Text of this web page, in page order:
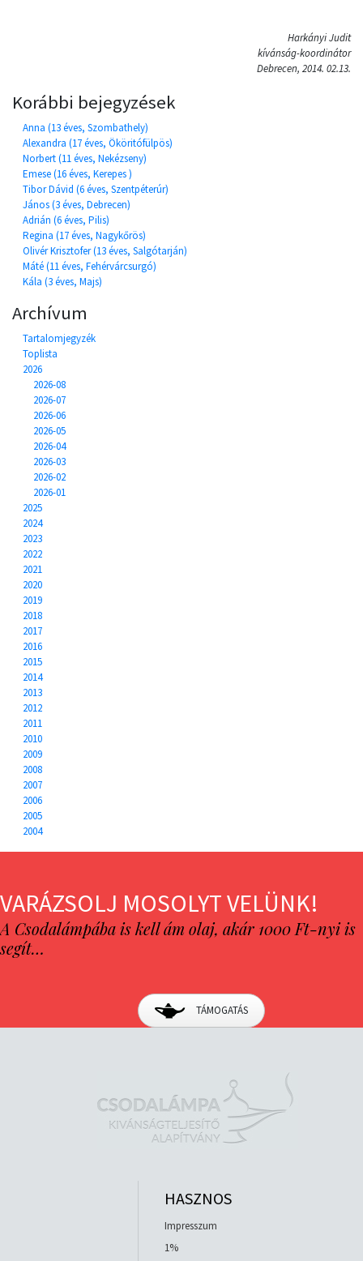
Harkányi Judit
kívánság-koordinátor
Debrecen, 2014. 02.13.
Korábbi bejegyzések
Anna (13 éves, Szombathely)
Alexandra (17 éves, Ököritófülpös)
Norbert (11 éves, Nekézseny)
Emese (16 éves, Kerepes )
Tibor Dávid (6 éves, Szentpéterúr)
János (3 éves, Debrecen)
Adrián (6 éves, Pilis)
Regina (17 éves, Nagykőrös)
Olivér Krisztofer (13 éves, Salgótarján)
Máté (11 éves, Fehérvárcsurgó)
Kála (3 éves, Majs)
Archívum
Tartalomjegyzék
Toplista
2026
2026-08
2026-07
2026-06
2026-05
2026-04
2026-03
2026-02
2026-01
2025
2024
2023
2022
2021
2020
2019
2018
2017
2016
2015
2014
2013
2012
2011
2010
2009
2008
2007
2006
2005
2004
VARÁZSOLJ MOSOLYT VELÜNK!
A Csodalámpába is kell ám olaj, akár 1000 Ft-nyi is
segít…
TÁMOGATÁS
HASZNOS
Impresszum
1%